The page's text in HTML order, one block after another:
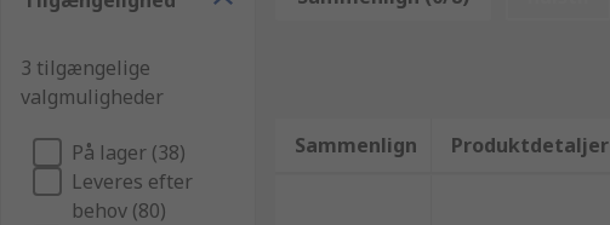
3 tilgængelige
valgmuligheder
På lager (38)
Leveres efter
behov (80)
Sammenlign Produktdetaljer